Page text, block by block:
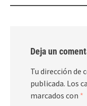
Deja un
Tu dirección de
publicada. Los
marcados con *